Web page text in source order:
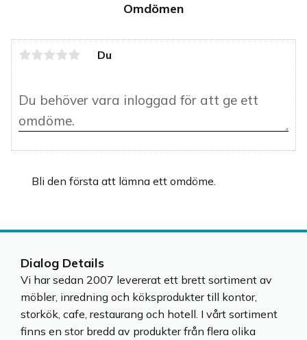
Omdömen
Du
Bli den första att lämna ett omdöme.
Dialog Details
Vi har sedan 2007 levererat ett brett sortiment av
möbler, inredning och köksprodukter till kontor,
storkök, cafe, restaurang och hotell. I vårt sortiment
finns en stor bredd av produkter från flera olika